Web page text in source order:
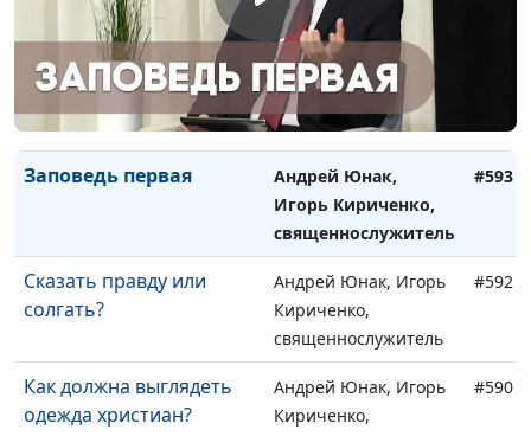
священнослужитель
Не сотвори себе кумира
Андрей Юнак, Игорь
Кириченко,
священнослужитель
Заповедь первая
Андрей Юнак,
Игорь Кириченко,
священнослужитель
#593
Сказать правду или
солгать?
Андрей Юнак, Игорь
Кириченко,
священнослужитель
#592
Как должна выглядеть
одежда христиан?
Андрей Юнак, Игорь
Кириченко,
#590